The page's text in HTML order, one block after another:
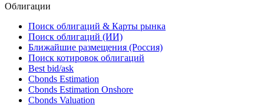
Облигации
Поиск облигаций & Карты рынка
Поиск облигаций (ИИ)
Ближайшие размещения (Россия)
Поиск котировок облигаций
Best bid/ask
Cbonds Estimation
Cbonds Estimation Onshore
Cbonds Valuation